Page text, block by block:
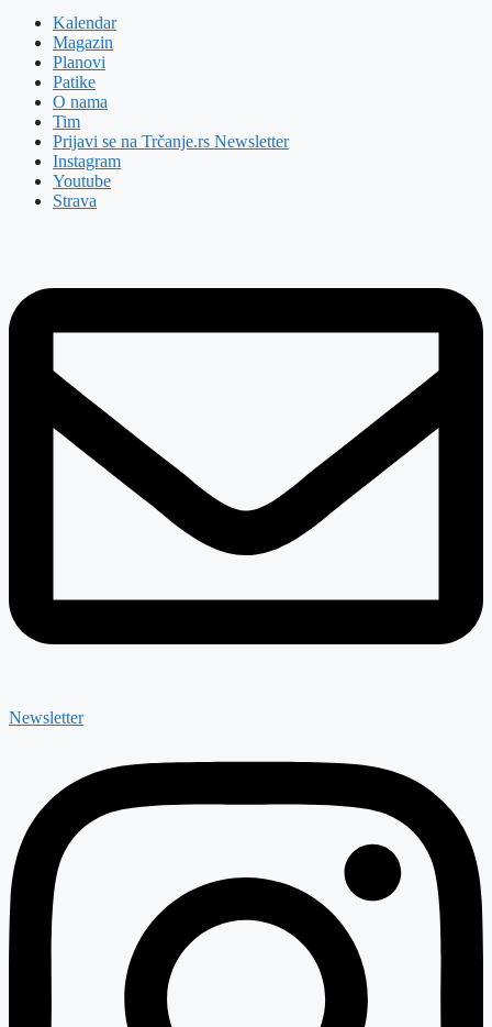
Kalendar
Magazin
Planovi
Patike
O nama
Tim
Prijavi se na Trčanje.rs Newsletter
Instagram
Youtube
Strava
Newsletter